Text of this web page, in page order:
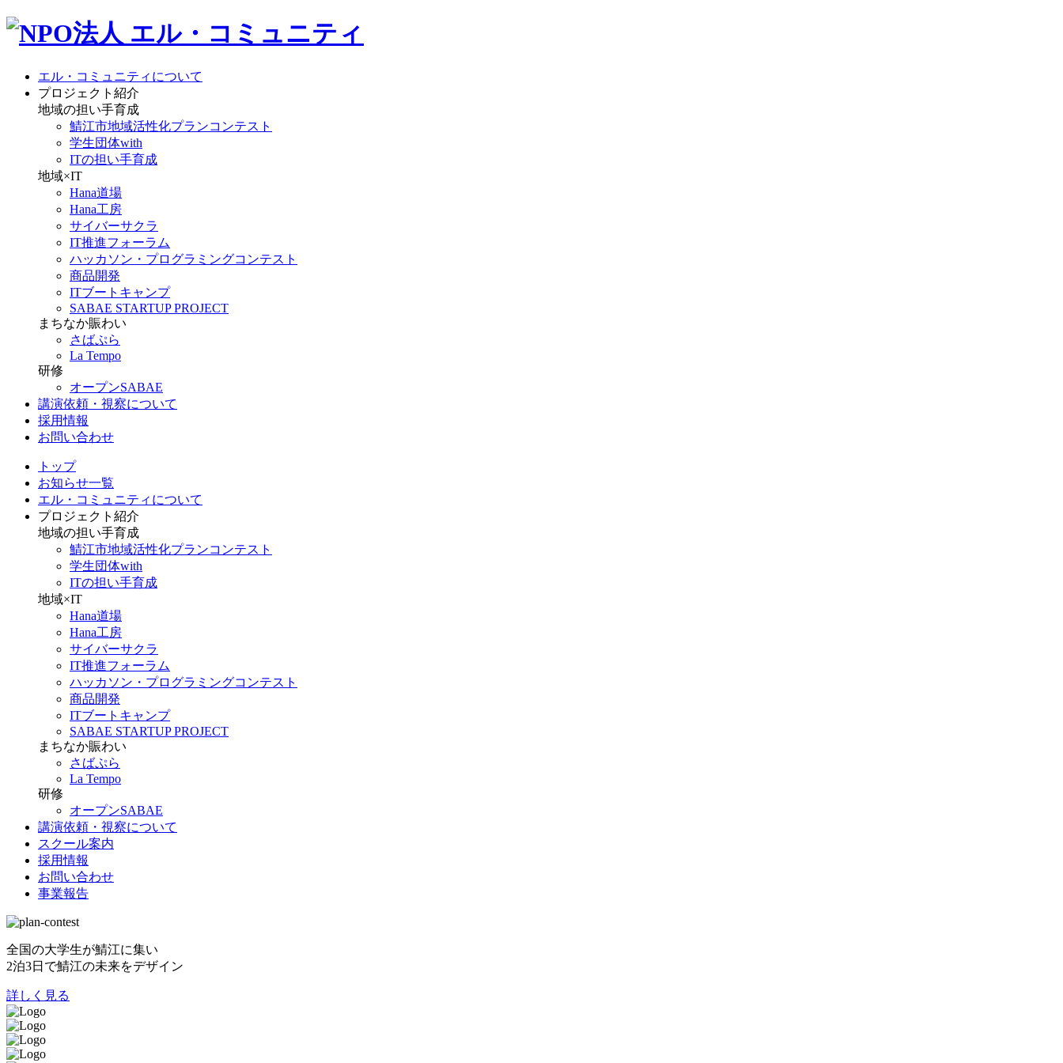
エル・コミュニティについて
プロジェクト紹介
地域の担い手育成
鯖江市地域活性化プランコンテスト
学生団体with
ITの担い手育成
地域×IT
Hana道場
Hana工房
サイバーサクラ
IT推進フォーラム
ハッカソン・プログラミングコンテスト
商品開発
ITブートキャンプ
SABAE STARTUP PROJECT
まちなか賑わい
さばぷら
La Tempo
研修
オープンSABAE
講演依頼・視察について
採用情報
お問い合わせ
トップ
お知らせ一覧
エル・コミュニティについて
プロジェクト紹介
地域の担い手育成
鯖江市地域活性化プランコンテスト
学生団体with
ITの担い手育成
地域×IT
Hana道場
Hana工房
サイバーサクラ
IT推進フォーラム
ハッカソン・プログラミングコンテスト
商品開発
ITブートキャンプ
SABAE STARTUP PROJECT
まちなか賑わい
さばぷら
La Tempo
研修
オープンSABAE
講演依頼・視察について
スクール案内
採用情報
お問い合わせ
事業報告
全国の大学生が鯖江に集い
2泊3日で鯖江の未来をデザイン
詳しく見る